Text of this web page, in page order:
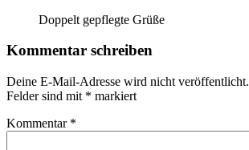
Doppelt gepflegte Grüße
Kommentar schreiben
Deine E-Mail-Adresse wird nicht veröffentlicht.
Felder sind mit * markiert
Kommentar *